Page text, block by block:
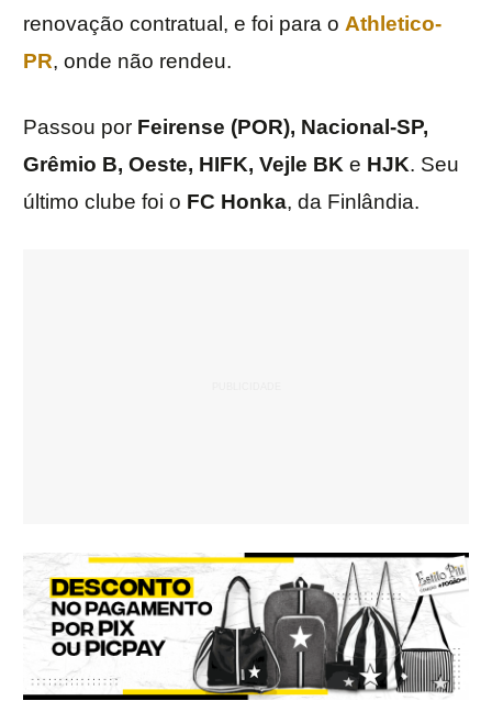
renovação contratual, e foi para o Athletico-
PR, onde não rendeu.
Passou por Feirense (POR), Nacional-SP,
Grêmio B, Oeste, HIFK, Vejle BK e HJK. Seu
último clube foi o FC Honka, da Finlândia.